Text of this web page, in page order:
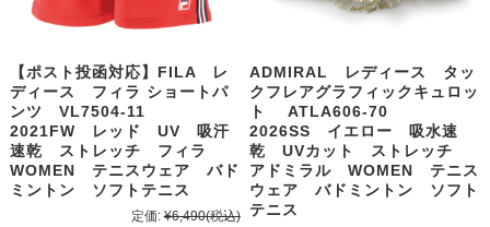
【ポスト投函対応】FILA レ
ディース フィラ ショートパ
ンツ VL7504-11
2021FW レッド UV 吸汗
速乾 ストレッチ フィラ
WOMEN テニスウェア バド
ミントン ソフトテニス
定価: ¥6,490(税込)
ADMIRAL レディース タッ
クフレアグラフィックキュロッ
ト ATLA606-70
2026SS イエロー 吸水速
乾 UVカット ストレッチ
アドミラル WOMEN テニス
ウェア バドミントン ソフト
テニス